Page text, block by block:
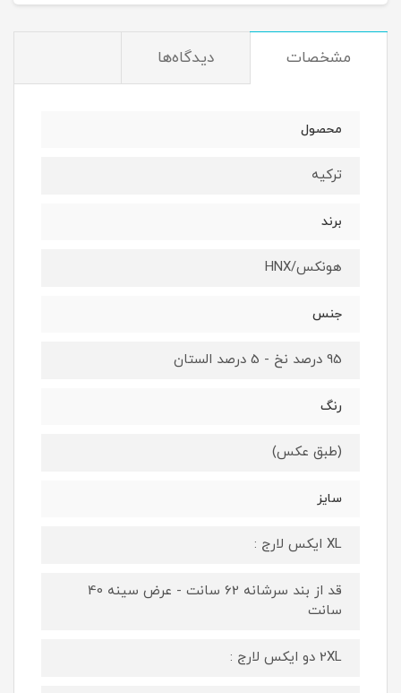
مشخصات دیدگاه‌ها
محصول
ترکیه
برند
هونکس/HNX
جنس
95 درصد نخ - 5 درصد الستان
رنگ
(طبق عکس)
سایز
XL ایکس لارج :
قد از بند سرشانه 62 سانت - عرض سینه 40
سانت
2XL دو ایکس لارج :